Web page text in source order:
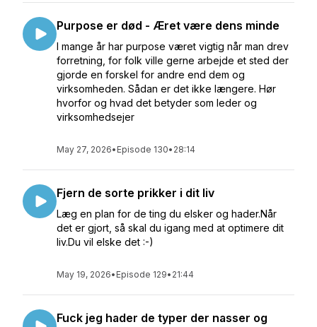
Purpose er død - Æret være dens minde
I mange år har purpose været vigtig når man drev
forretning, for folk ville gerne arbejde et sted der
gjorde en forskel for andre end dem og
virksomheden. Sådan er det ikke længere. Hør
hvorfor og hvad det betyder som leder og
virksomhedsejer
May 27, 2026• Episode 130• 28:14
Fjern de sorte prikker i dit liv
Læg en plan for de ting du elsker og hader.Når
det er gjort, så skal du igang med at optimere dit
liv.Du vil elske det :-)
May 19, 2026• Episode 129• 21:44
Fuck jeg hader de typer der nasser og